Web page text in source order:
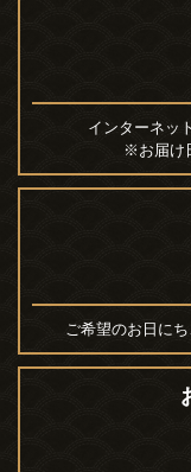
インターネッ
※お届け
ご希望のお日に